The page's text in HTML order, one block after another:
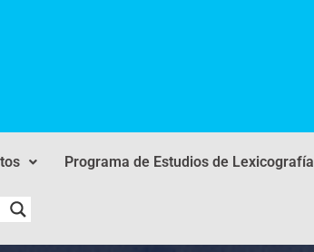
Programa de Estudios de Lexicografía